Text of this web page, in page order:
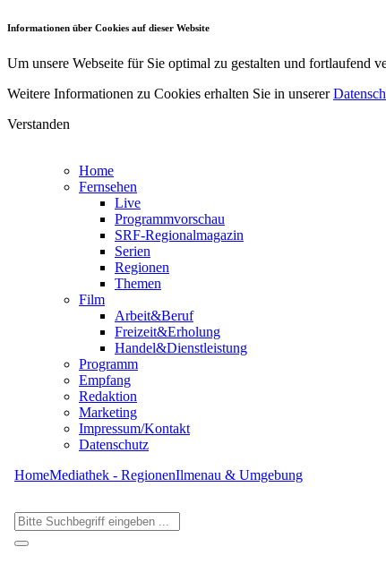
Informationen über Cookies auf dieser Website
Um unsere Webseite für Sie optimal zu gestalten und fortlaufend
Weitere Informationen zu Cookies erhalten Sie in unserer
Verstanden
Home
Fernsehen
Live
Programmvorschau
SRF-Regionalmagazin
Serien
Regionen
Themen
Film
Arbeit&Beruf
Freizeit&Erholung
Handel&Dienstleistung
Programm
Empfang
Redaktion
Marketing
Impressum/Kontakt
Datenschutz
HomeMediathek - RegionenIlmenau & Umgebung